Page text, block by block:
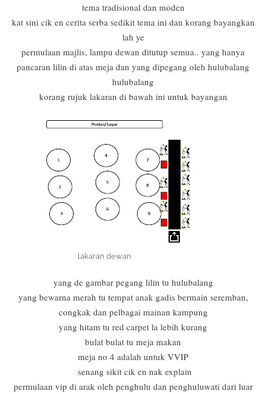
tema tradisional dan moden
kat sini cik en cerita serba sedikit tema ini dan korang bayangkan
lah ye
permulaan majlis, lampu dewan ditutup semua.. yang hanya
pancaran lilin di atas meja dan yang dipegang oleh hulubalang
hulubalang
korang rujuk lakaran di bawah ini untuk bayangan
lakaran dewan
yang de gambar pegang lilin tu hulubalang
yang bewarna merah tu tempat anak gadis bermain seremban,
congkak dan pelbagai mainan kampung
yang hitam tu red carpet la lebih kurang
bulat bulat tu meja makan
meja no 4 adalah untuk VVIP
senang sikit cik en nak explain
permulaan vip di arak oleh penghulu dan penghuluwati dari luar